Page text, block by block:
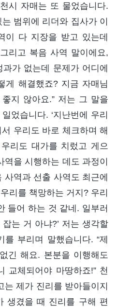
시 자매는 또 물었습니다.
범위에 리더와 집사가 이
이 다 지장을 받고 있는데
리고 복음 사역 말이에요,
가 없는데 문제가 어디에
게 해결했죠? 지금 자매님
지 않아요.” 저는 그 말을
었습니다. ‘지난번에 우리
우리도 바로 체크하며 해
리도 대가를 치렀고 게으
역을 시행하는 데도 과정이
사역과 선출 사역도 최근에
리를 책망하는 거지? 우리
들어 하는 것 같네. 일부러
는 거 아냐?’ 저는 생각할
부리며 말했습니다. “제
긴 해요. 본분을 이행해도
교체되어야 마땅하죠!” 천
는 제가 진리를 받아들이지
생겼을 때 진리를 구해 편